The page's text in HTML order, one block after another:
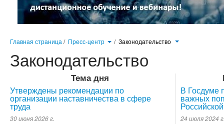
Главная страница / Пресс-центр / Законодательство
Законодательство
Тема дня
Утверждены рекомендации по
организации наставничества в сфере
труда
30 июня 2026 г.
В Госдуме
важных
24 июля 2024